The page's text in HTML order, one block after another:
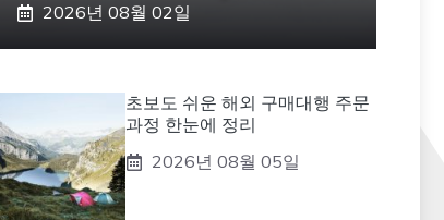
2026년 08월 02일
초보도 쉬운 해외 구매대행 주문
과정 한눈에 정리
2026년 08월 05일